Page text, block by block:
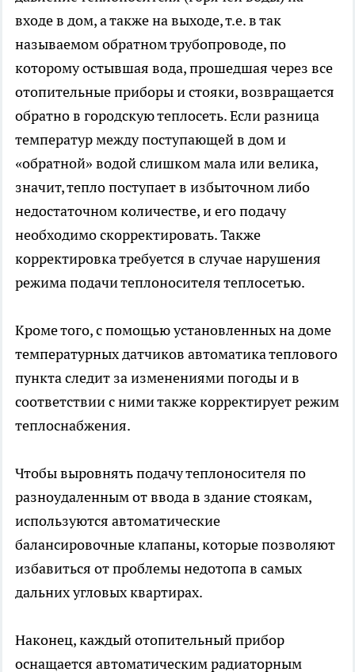
входе в дом, а также на выходе, т.е. в так
называемом обратном трубопроводе, по
которому остывшая вода, прошедшая через все
отопительные приборы и стояки, возвращается
обратно в городскую теплосеть. Если разница
температур между поступающей в дом и
«обратной» водой слишком мала или велика,
значит, тепло поступает в избыточном либо
недостаточном количестве, и его подачу
необходимо скорректировать. Также
корректировка требуется в случае нарушения
режима подачи теплоносителя теплосетью.
Кроме того, с помощью установленных на доме
температурных датчиков автоматика теплового
пункта следит за изменениями погоды и в
соответствии с ними также корректирует режим
теплоснабжения.
Чтобы выровнять подачу теплоносителя по
разноудаленным от ввода в здание стоякам,
используются автоматические
балансировочные клапаны, которые позволяют
избавиться от проблемы недотопа в самых
дальних угловых квартирах.
Наконец, каждый отопительный прибор
оснащается автоматическим радиаторным